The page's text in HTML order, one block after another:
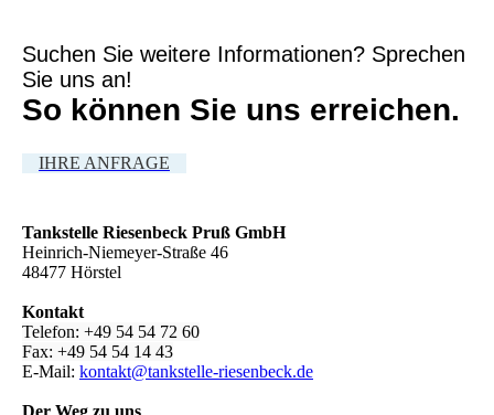
Suchen Sie weitere Informationen? Sprechen
Sie uns an!
So können Sie uns erreichen.
IHRE ANFRAGE
Tankstelle Riesenbeck Pruß GmbH
Heinrich-Niemeyer-Straße 46
48477 Hörstel
Kontakt
Telefon: +49 54 54 72 60
Fax: +49 54 54 14 43
E-Mail: kontakt@tankstelle-riesenbeck.de
Der Weg zu uns